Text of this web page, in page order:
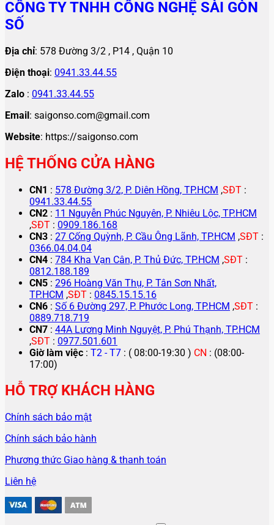
CÔNG TY TNHH CÔNG NGHỆ SÀI GÒN
SỐ
Địa chỉ: 578 Đường 3/2 , P14 , Quận 10
Điện thoại: 0941.33.44.55
Zalo : 0941.33.44.55
Email: saigonso.com@gmail.com
Website: https://saigonso.com
HỆ THỐNG CỬA HÀNG
CN1 : 578 Đường 3/2, P. Diên Hồng, TP.HCM ,SĐT :
0941.33.44.55
CN2 : 11 Nguyễn Phúc Nguyên, P. Nhiêu Lộc, TP.HCM
,SĐT : 0909.186.168
CN3 : 27 Cống Quỳnh, P. Cầu Ông Lãnh, TP.HCM ,SĐT :
0366.04.04.04
CN4 : 784 Kha Vạn Cân, P. Thủ Đức, TP.HCM ,SĐT :
0812.188.189
CN5 : 296 Hoàng Văn Thụ, P. Tân Sơn Nhất,
TP.HCM ,SĐT : 0845.15.15.16
CN6 : Số 6 Đường 297, P. Phước Long, TP.HCM ,SĐT :
0889.718.719
CN7 : 44A Lương Minh Nguyệt, P. Phú Thạnh, TP.HCM
,SĐT : 0977.501.601
Giờ làm việc : T2 - T7 : ( 08:00-19:30 ) CN : (08:00-
17:00)
HỖ TRỢ KHÁCH HÀNG
Chính sách bảo mật
Chính sách bảo hành
Phương thức Giao hàng & thanh toán
Liên hệ